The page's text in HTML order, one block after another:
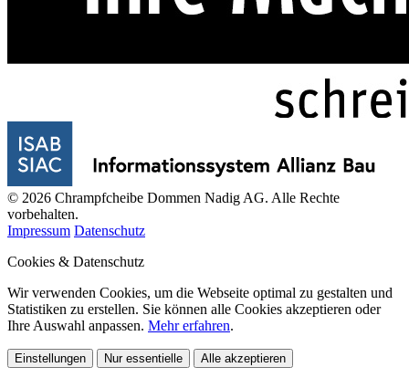
© 2026 Chrampfcheibe Dommen Nadig AG. Alle Rechte
vorbehalten.
Impressum Datenschutz
Cookies & Datenschutz
Wir verwenden Cookies, um die Webseite optimal zu gestalten und
Statistiken zu erstellen. Sie können alle Cookies akzeptieren oder
Ihre Auswahl anpassen. Mehr erfahren.
Einstellungen Nur essentielle Alle akzeptieren